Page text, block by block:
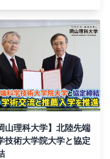
山理科大学】北陸先端
技術大学院大学と協定